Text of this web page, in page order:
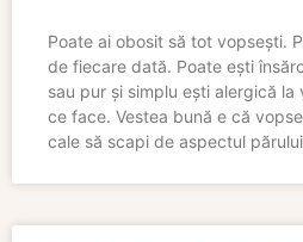
Poate ai obosit să tot vopsești.
de fiecare dată. Poate ești
sau pur și simplu ești alergică la
ce face. Vestea bună e că
cale să scapi de aspectul părului